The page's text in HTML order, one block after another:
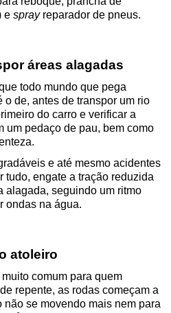
e spray reparador de pneus.
áreas alagadas
todo mundo que pega
o de, antes de transpor um rio
do carro e verificar a
um pedaço de pau, bem como
e até mesmo acidentes
tudo, engate a tração reduzida
alagada, seguindo um ritmo
ondas na água.
atoleiro
comum para quem
repente, as rodas começam a
não se movendo mais nem para